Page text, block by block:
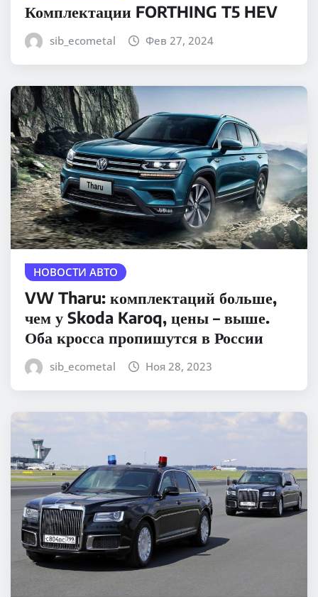
Комплектации FORTHING T5 HEV
sib_ecometal Фев 27, 2024
НОВОСТИ АВТО
VW Tharu: комплектаций больше,
чем у Skoda Karoq, цены – выше.
Оба кросса пропишутся в России
sib_ecometal Ноя 28, 2023